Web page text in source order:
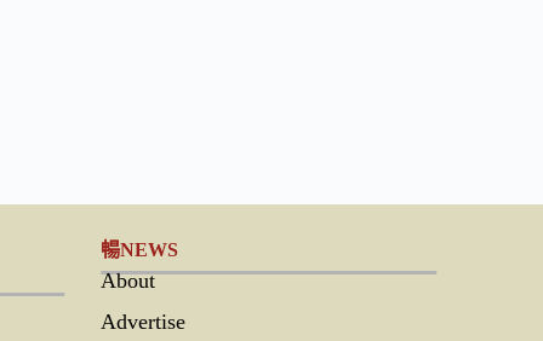
暢NEWS
About
Advertise